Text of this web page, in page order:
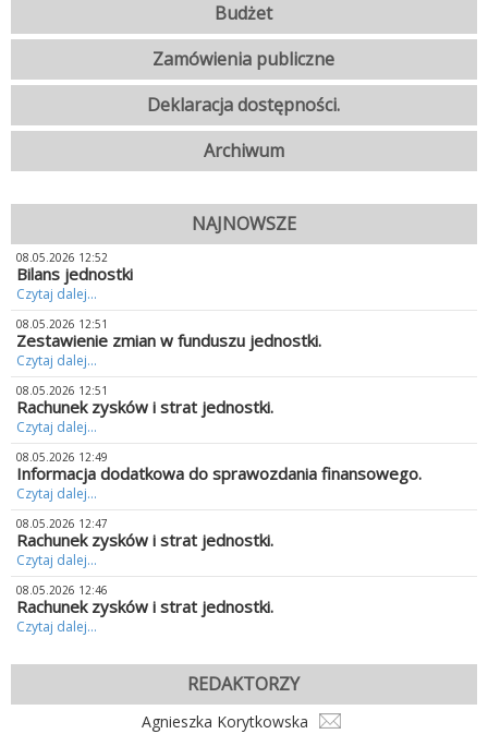
Budżet
Zamówienia publiczne
Deklaracja dostępności.
Archiwum
NAJNOWSZE
08.05.2026 12:52
Bilans jednostki
Czytaj dalej...
08.05.2026 12:51
Zestawienie zmian w funduszu jednostki.
Czytaj dalej...
08.05.2026 12:51
Rachunek zysków i strat jednostki.
Czytaj dalej...
08.05.2026 12:49
Informacja dodatkowa do sprawozdania finansowego.
Czytaj dalej...
08.05.2026 12:47
Rachunek zysków i strat jednostki.
Czytaj dalej...
08.05.2026 12:46
Rachunek zysków i strat jednostki.
Czytaj dalej...
REDAKTORZY
Agnieszka Korytkowska